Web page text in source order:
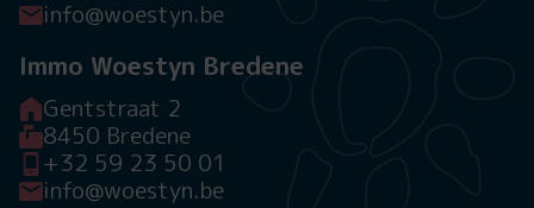
info@woestyn.be
Immo Woestyn Bredene
Gentstraat 2
8450 Bredene
+32 59 23 50 01
info@woestyn.be